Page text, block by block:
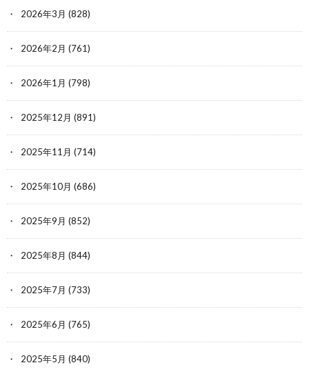
2026年3月 (828)
2026年2月 (761)
2026年1月 (798)
2025年12月 (891)
2025年11月 (714)
2025年10月 (686)
2025年9月 (852)
2025年8月 (844)
2025年7月 (733)
2025年6月 (765)
2025年5月 (840)